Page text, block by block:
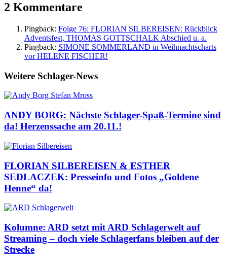
2 Kommentare
Pingback: Folge 76: FLORIAN SILBEREISEN: Rückblick
Adventsfest, THOMAS GOTTSCHALK Abschied u. a.
Pingback: SIMONE SOMMERLAND in Weihnachtscharts
vor HELENE FISCHER!
Weitere Schlager-News
ANDY BORG: Nächste Schlager-Spaß-Termine sind
da! Herzenssache am 20.11.!
FLORIAN SILBEREISEN & ESTHER
SEDLACZEK: Presseinfo und Fotos „Goldene
Henne“ da!
Kolumne: ARD setzt mit ARD Schlagerwelt auf
Streaming – doch viele Schlagerfans bleiben auf der
Strecke